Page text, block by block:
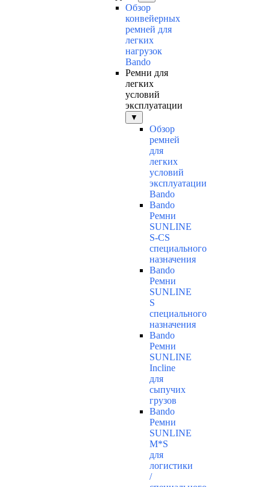
Обзор
конвейерных
ремней для
легких
нагрузок
Bando
Ремни для
легких
условий
эксплуатации
▼
Обзор
ремней
для
легких
условий
эксплуатации
Bando
Bando
Ремни
SUNLINE
S-CS
специального
назначения
Bando
Ремни
SUNLINE
S
специального
назначения
Bando
Ремни
SUNLINE
Incline
для
сыпучих
грузов
Bando
Ремни
SUNLINE
M*S
для
логистики
/